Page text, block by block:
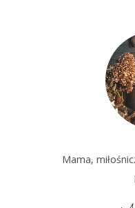
Mama,